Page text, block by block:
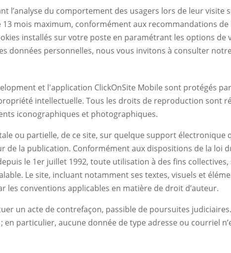
l’analyse du comportement des usagers lors de leur visite
mois maximum, conformément aux recommandations de
installés sur votre poste en paramétrant les options de
données personnelles, nous vous invitons à consulter notre
et l'application ClickOnSite Mobile sont protégés
intellectuelle. Tous les droits de reproduction sont
iconographiques et photographiques.
ou partielle, de ce site, sur quelque support électronique
de la publication. Conformément aux dispositions de la loi
le 1er juillet 1992, toute utilisation à des fins
Le site, incluant notamment ses textes, visuels et
les conventions applicables en matière de droit d’auteur.
un acte de contrefaçon, passible de poursuites
en particulier, aucune donnée de type adresse ou courriel